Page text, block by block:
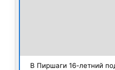
В Пиршаги 16-летний